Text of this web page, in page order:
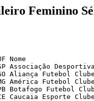
Feminino
Nome
Aliança Futebol
América Futebol
Botafogo Futebol
Caucaia Esporte